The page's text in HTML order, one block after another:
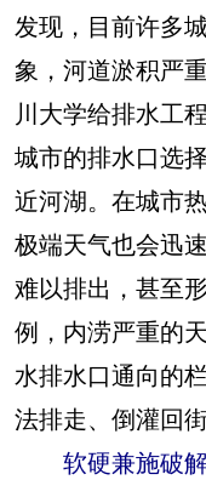
发现，目前许多
象，河道淤积严
川大学给排水工
城市的排水口选
近河湖。在城市
极端天气也会迅
难以排出，甚至
例，内涝严重的
水排水口通向的
法排走、倒灌回
软硬兼施破